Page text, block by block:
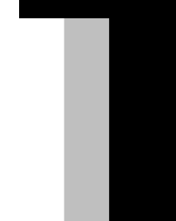
θερμοκρασίες.